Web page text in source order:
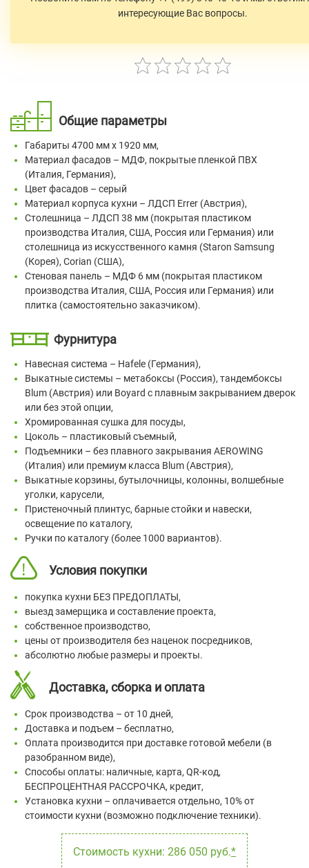
интересующие Вас вопросы.
Общие параметры
Габариты 4700 мм х 1920 мм,
Материал фасадов – МДФ, покрытые пленкой ПВХ
(Италия, Германия),
Цвет фасадов – серый
Материал корпуса кухни – ЛДСП Errer (Австрия),
Столешница – ЛДСП 38 мм (покрытая пластиком
производства Италия, США, Россия или Германия) или
столешница из искусственного камня (Staron Samsung
(Корея), Corian (США),
Стеновая панель – МДФ 6 мм (покрытая пластиком
производства Италия, США, Россия или Германия) или
плитка (самостоятельно заказчиком).
Фурнитура
Навесная система – Hafele (Германия),
Выкатные системы – метабоксы (Россия), тандембоксы
Blum (Австрия) или Boyard с плавным закрыванием дверок
или без этой опции,
Хромированная сушка для посуды,
Цоколь – пластиковый съемный,
Подъемники – без плавного закрывания AEROWING
(Италия) или премиум класса Blum (Австрия),
Выкатные корзины, бутылочницы, колонны, волшебные
уголки, карусели,
Пристеночный плинтус, барные стойки и навески,
освещение по каталогу,
Ручки по каталогу (более 1000 вариантов).
Условия покупки
покупка кухни БЕЗ ПРЕДОПЛАТЫ,
выезд замерщика и составление проекта,
собственное производство,
цены от производителя без наценок посредников,
абсолютно любые размеры и проекты.
Доставка, сборка и оплата
Срок производства – от 10 дней,
Доставка и подъем – бесплатно,
Оплата производится при доставке готовой мебели (в
разобранном виде),
Способы оплаты: наличные, карта, QR-код,
БЕСПРОЦЕНТНАЯ РАССРОЧКА, кредит,
Установка кухни – оплачивается отдельно, 10% от
стоимости кухни (возможно подключение техники).
Стоимость кухни: 286 050 руб.*